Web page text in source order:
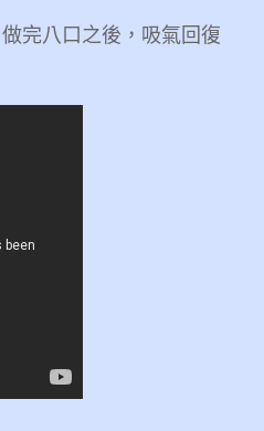
完八口之後，吸氣回復